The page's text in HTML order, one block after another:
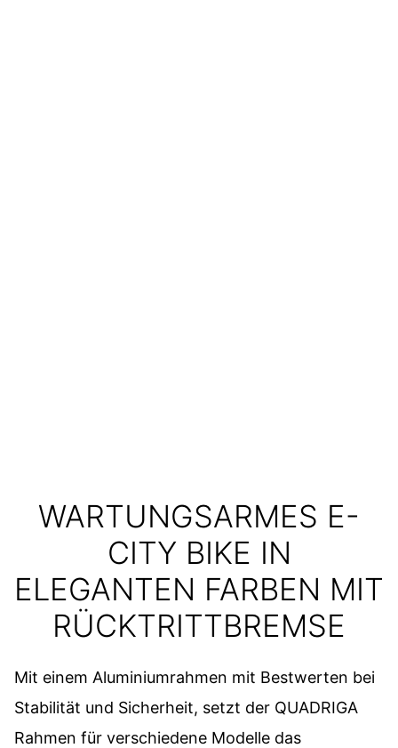
WARTUNGSARMES E-
CITY BIKE IN
ELEGANTEN FARBEN MIT
RÜCKTRITTBREMSE
Mit einem Aluminiumrahmen mit Bestwerten bei
Stabilität und Sicherheit, setzt der QUADRIGA
Rahmen für verschiedene Modelle das